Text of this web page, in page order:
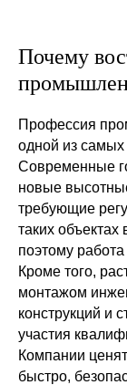
Почему
Профессия
одной из самых
Современные
новые
требующие
таких объектах
поэтому
Кроме того,
монтажом
конструкций и
участия
Компании
быстро,